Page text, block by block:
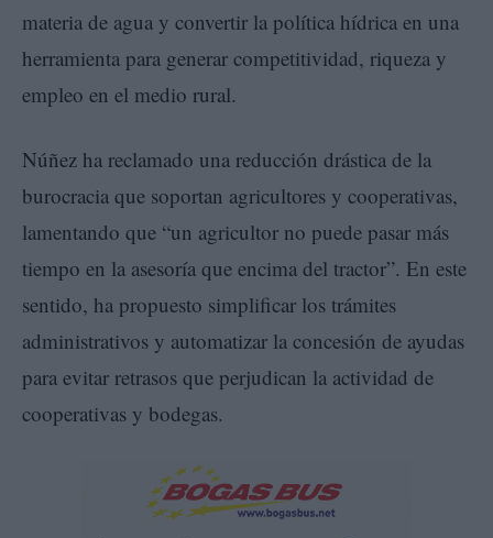
materia de agua y convertir la política hídrica en una
herramienta para generar competitividad, riqueza y
empleo en el medio rural.
Núñez ha reclamado una reducción drástica de la
burocracia que soportan agricultores y cooperativas,
lamentando que “un agricultor no puede pasar más
tiempo en la asesoría que encima del tractor”. En este
sentido, ha propuesto simplificar los trámites
administrativos y automatizar la concesión de ayudas
para evitar retrasos que perjudican la actividad de
cooperativas y bodegas.